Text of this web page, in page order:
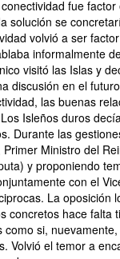
fue
solución se
volvió a ser
informalmente
visitó las Islas y
discusión en el
las buenas
Isleños duros
Durante las
Ministro del
y proponiendo
con el
La oposición
concretos hace
si,
Volvió el temor a